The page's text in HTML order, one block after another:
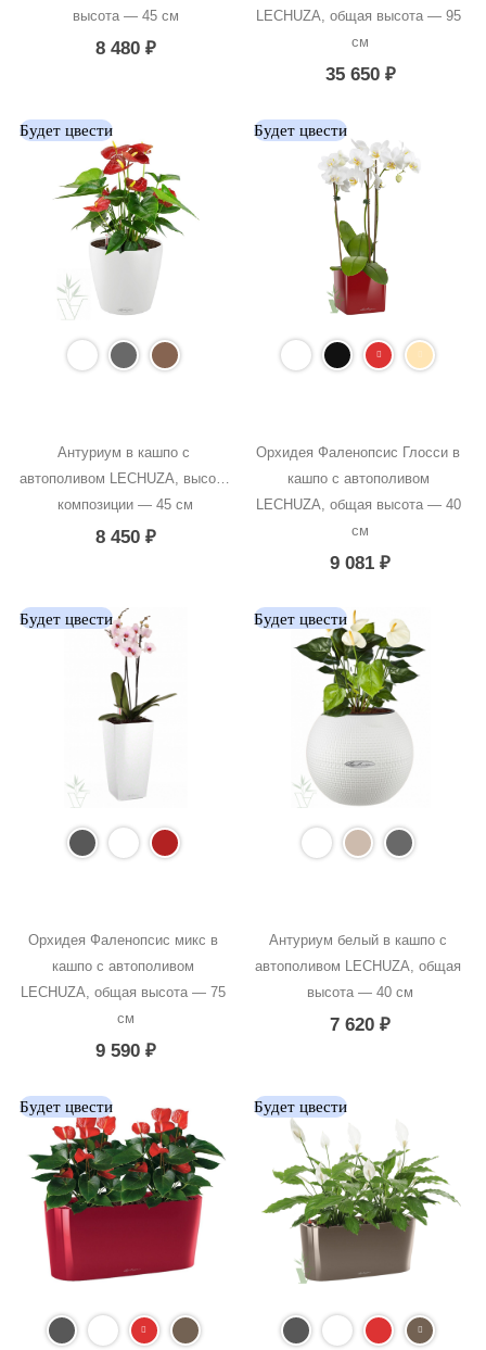
высота — 45 см
8 480 ₽
LECHUZA, общая высота — 95
см
35 650 ₽
Будет цвести
Антуриум в кашпо с
автополивом LECHUZA, высота
композиции — 45 см
8 450 ₽
Будет цвести
Орхидея Фаленопсис Глосси в
кашпо с автополивом
LECHUZA, общая высота — 40
см
9 081₽
Будет цвести
Орхидея Фаленопсис микс в
кашпо с автополивом
LECHUZA, общая высота — 75
см
9 590 ₽
Будет цвести
Антуриум белый в кашпо с
автополивом LECHUZA, общая
высота — 40 см
7 620₽
Будет цвести Будет цвести